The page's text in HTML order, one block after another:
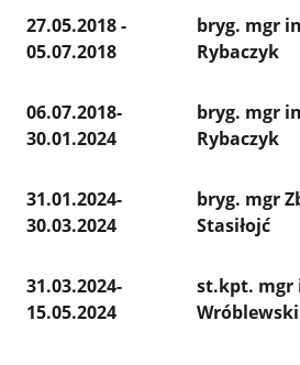
27.05.2018 -
05.07.2018
bryg. mgr
Rybaczyk
06.07.2018-
30.01.2024
bryg. mgr
Rybaczyk
31.01.2024-
30.03.2024
bryg. mgr
Stasiłojć
31.03.2024-
15.05.2024
st.kpt. mgr
Wróblewski